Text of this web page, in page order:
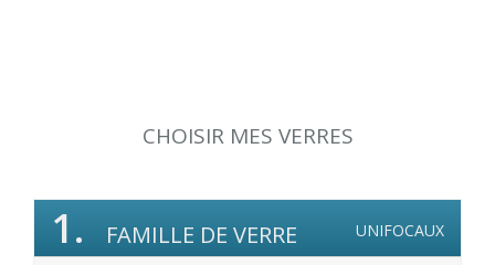
CHOISIR MES VERRES
UNIFOCAUX
1. FAMILLE DE VERRE